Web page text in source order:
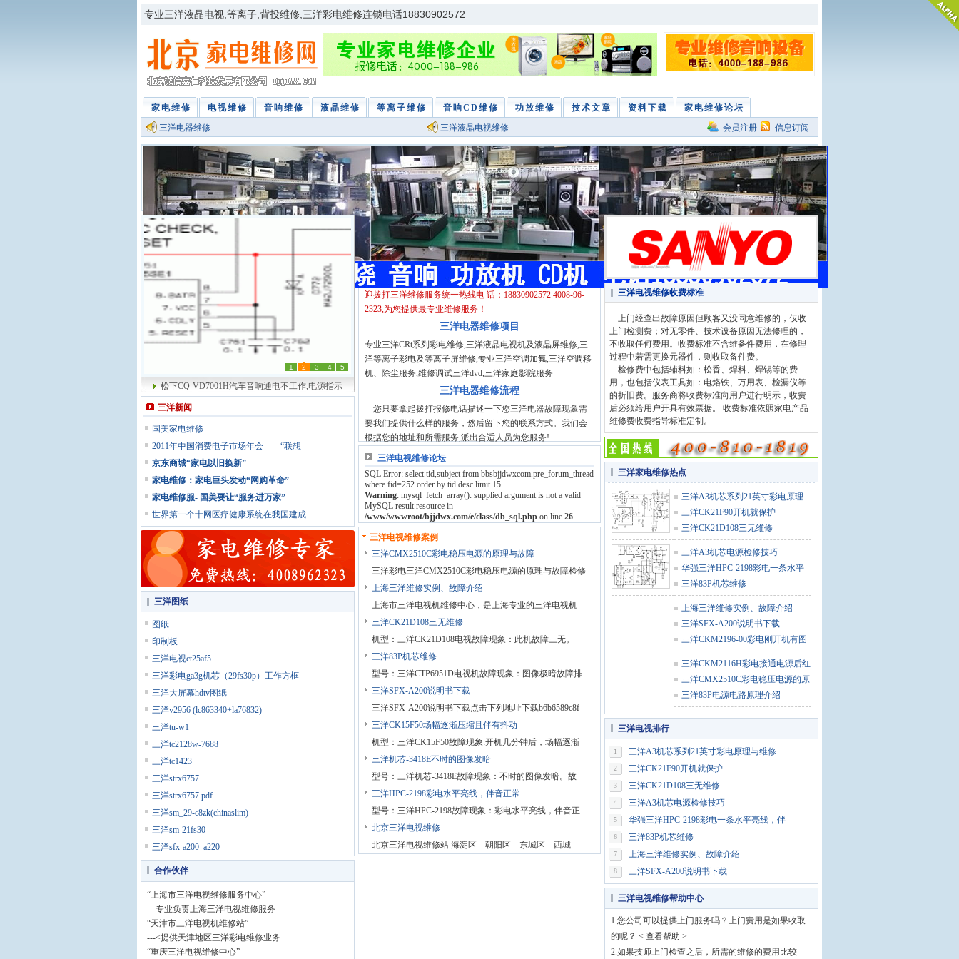
专业三洋液晶电视,等离子,背投维修,三洋彩电维修连锁电话18830902572
电视维修 音响维修 功放维修 冰箱维修 空调维修 等离子维修 洗衣机维修 RSS订阅
家电维修 电视维修 音响维修 液晶维修 等离子维修 音响CD维修 功放维修 技术文章 资料下载
家电维修论坛
三洋电器维修
三洋液晶电视维修 会员注册 信息订阅
专业三洋电视维修中心
专业维修三洋电视,三洋液晶电视,三洋等离子,三洋背投电视
三洋空调维修,三洋dvd。为客户提供最方便快捷的上门维修服
务,国内各大中型城市设有维修网点,确保服务用户最满意。欢
迎拨打三洋维修服务统一热线电 话：18830902572 4008-96-
2323,为您提供最专业维修服务！
三洋电器维修项目
专业三洋CRt系列彩电维修,三洋液晶电视机及液晶屏维修,三
洋等离子彩电及等离子屏维修,专业三洋空调加氟,三洋空调移
机、除尘服务,维修调试三洋dvd,三洋家庭影院服务
三洋电器维修流程
您只要拿起拨打报修电话描述一下您三洋电器故障现象需
要我们提供什么样的服务，然后留下您的联系方式。我们会
根据您的地址和所需服务,派出合适人员为您服务!
三洋电视维修论坛
SQL Error: select tid,subject from bbsbjjdwxcom.pre_forum_thread
where fid=252 order by tid desc limit 15
Warning: mysql_fetch_array(): supplied argument is not a valid
MySQL result resource in
/www/wwwroot/bjjdwx.com/e/class/db_sql.php on line 26
三洋电视维修案例
三洋CMX2510C彩电稳压电源的原理与故障
三洋彩电三洋CMX2510C彩电稳压电源的原理与故障检修
上海三洋维修实例、故障介绍
上海市三洋电视机维修中心，是上海专业的三洋电视机
三洋CK21D108三无维修
机型：三洋CK21D108电视故障现象：此机故障三无。
三洋83P机芯维修
型号：三洋CTP6951D电视机故障现象：图像极暗故障排
三洋SFX-A200说明书下载
三洋SFX-A200说明书下载点击下列地址下载b6b6589c8f
三洋CK15F50场幅逐渐压缩且伴有抖动
机型：三洋CK15F50故障现象:开机几分钟后，场幅逐渐
三洋机芯-3418E不时的图像发暗
型号：三洋机芯-3418E故障现象：不时的图像发暗。故
三洋HPC-2198彩电水平亮线，伴音正常.
型号：三洋HPC-2198故障现象：彩电水平亮线，伴音正
北京三洋电视维修
北京三洋电视维修站 海淀区 朝阳区 东城区 西城
1 2 3 4 5
松下CQ-VD7001H汽车音响通电不工作,电源指示
三洋新闻
国美家电维修
2011年中国消费电子市场年会——“联想
京东商城“家电以旧换新”
家电维修：家电巨头发动“网购革命”
家电维修服- 国美要让“服务进万家”
世界第一个十网医疗健康系统在我国建成
三洋图纸
图纸
印制板
三洋电视ct25af5
三洋彩电ga3g机芯（29fs30p）工作方框
三洋大屏幕hdtv图纸
三洋v2956 (lc863340+la76832)
三洋tu-w1
三洋tc2128w-7688
三洋tc1423
三洋strx6757
三洋strx6757.pdf
三洋sm_29-c8zk(chinaslim)
三洋sm-21fs30
三洋sfx-a200_a220
合作伙伴
“上海市三洋电视维修服务中心”
---专业负责上海三洋电视维修服务
“天津市三洋电视机维修站”
---<提供天津地区三洋彩电维修业务
“重庆三洋电视维修中心”
三洋电视维修收费标准
上门经查出故障原因但顾客又没同意维修的，仅收
上门检测费；对无零件、技术设备原因无法修理的，
不收取任何费用。收费标准不含维备件费用，在修理
过程中若需更换元器件，则收取备件费。
检修费中包括辅料如：松香、焊料、焊锡等的费
用，也包括仪表工具如：电烙铁、万用表、检漏仪等
的折旧费。服务商将收费标准向用户进行明示，收费
后必须给用户开具有效票据。 收费标准依照家电产品
维修费收费指导标准定制。
三洋家电维修热点
三洋A3机芯系列21英寸彩电原理
与维
三洋CK21F90开机就保护
三洋CK21D108三无维修
三洋A3机芯电源检修技巧
华强三洋HPC-2198彩电一条水平
亮线
三洋83P机芯维修
上海三洋维修实例、故障介绍
三洋SFX-A200说明书下载
三洋CKM2196-00彩电刚开机有图
三洋CKM2116H彩电接通电源后红
色指
三洋CMX2510C彩电稳压电源的原
理与
三洋83P电源电路原理介绍
三洋电视排行
1 三洋A3机芯系列21英寸彩电原理与维修
2 三洋CK21F90开机就保护
3 三洋CK21D108三无维修
4 三洋A3机芯电源检修技巧
5 华强三洋HPC-2198彩电一条水平亮线，伴
6 三洋83P机芯维修
7 上海三洋维修实例、故障介绍
8 三洋SFX-A200说明书下载
三洋电视维修帮助中心
1.您公司可以提供上门服务吗？上门费用是如果收取
的呢？ < 查看帮助 >
2.如果技师上门检查之后，所需的维修的费用比较